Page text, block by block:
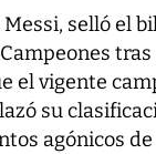
selló el
el vigente
su
agónicos